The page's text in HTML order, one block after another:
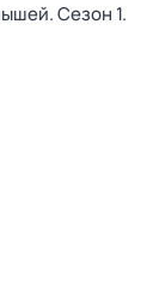
. Сезон 1.